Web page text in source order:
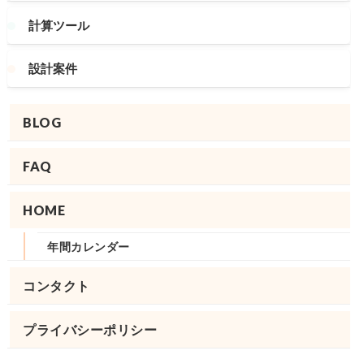
計算ツール
設計案件
BLOG
FAQ
HOME
年間カレンダー
コンタクト
プライバシーポリシー